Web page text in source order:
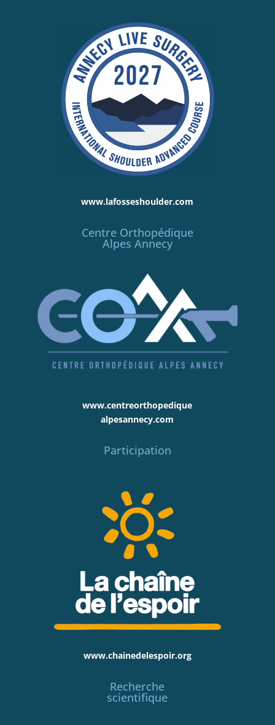
www.lafosseshoulder.com
Centre Orthopédique
Alpes Annecy
www.centreorthopedique
alpesannecy.com
Participation
www.chainedelespoir.org
Recherche
scientifique